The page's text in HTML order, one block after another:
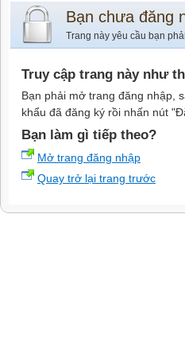
Bạn chưa đăng
Trang này yêu cầu bạn
Truy cập trang này như
Bạn phải mở trang đăng nhập,
khẩu đã đăng ký rồi nhấn nút
Bạn làm gì tiếp theo?
Mở trang đăng nhập
Quay trở lại trang trước